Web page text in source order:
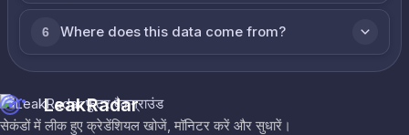
6 Where does this data come from?
LeakRadar
सेकंडों में लीक हुए क्रेडेंशियल खोजें, मॉनिटर करें और सुधारें।